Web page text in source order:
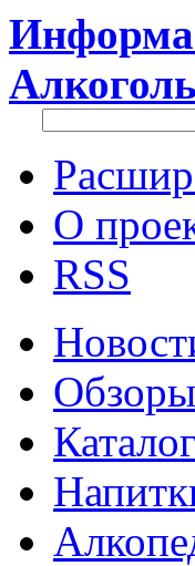
О
RSS
Обзоры